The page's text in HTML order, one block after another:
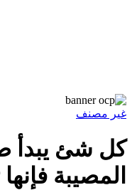
غير مصنف
كل شئ يبدأ
المصيبة